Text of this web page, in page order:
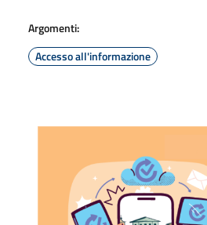
Argomenti:
Accesso all'informazione